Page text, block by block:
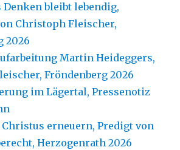
bleibt lebendig,
Christoph Fleischer,
2026
Martin Heideggers,
Fröndenberg 2026
im Lägertal, Pressenotiz
Christus erneuern, Predigt von
Herzogenrath 2026